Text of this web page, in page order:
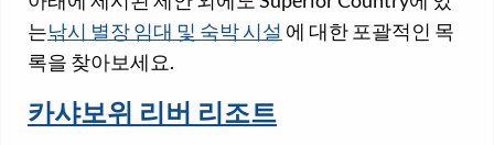
는낚시 별장 임대 및 숙박 시설 에 대한 포괄적인 목
록을 찾아보세요.
카샤보위 리버 리조트